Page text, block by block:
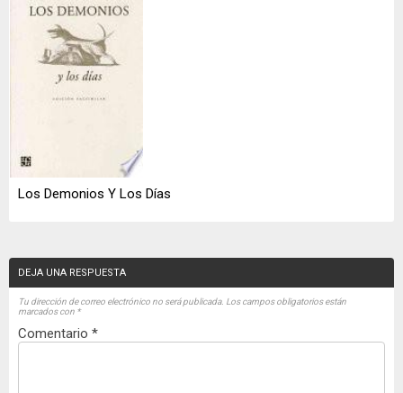
Los Demonios Y Los Días
DEJA UNA RESPUESTA
Tu dirección de correo electrónico no será publicada. Los campos obligatorios están
marcados con *
Comentario *